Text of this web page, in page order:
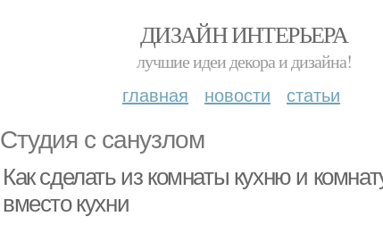
ДИЗАЙН ИНТЕРЬЕРА
лучшие идеи декора и дизайна!
главная новости статьи
Студия с санузлом
Как сделать из комнаты кухню и
вместо кухни